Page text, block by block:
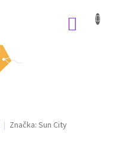
Značka: Sun City